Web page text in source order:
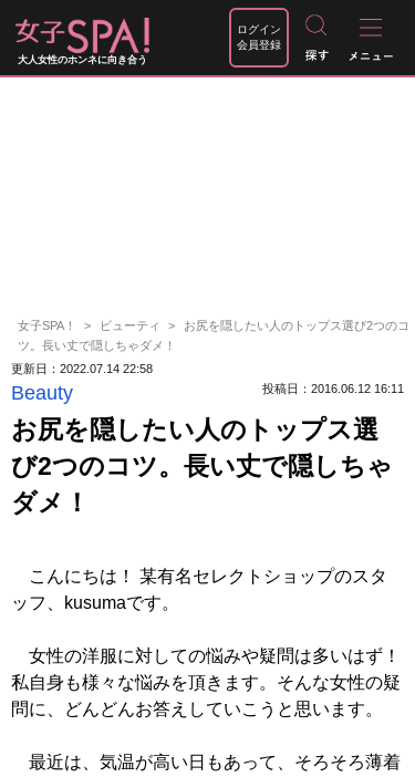
大人女性のホンネに向き合う
ログイン
会員登録
女子SPA！ ビューティ
お尻を隠したい人のトップス選び2つのコ
ツ。長い丈で隠しちゃダメ！
更新日：2022.07.14 22:58
Beauty 投稿日：2016.06.12 16:11
お尻を隠したい人のトップス選
び2つのコツ。長い丈で隠しちゃ
ダメ！
こんにちは！ 某有名セレクトショップのスタ
ッフ、kusumaです。
女性の洋服に対しての悩みや疑問は多いはず！
私自身も様々な悩みを頂きます。そんな女性の疑
問に、どんどんお答えしていこうと思います。
最近は、気温が高い日もあって、そろそろ薄着